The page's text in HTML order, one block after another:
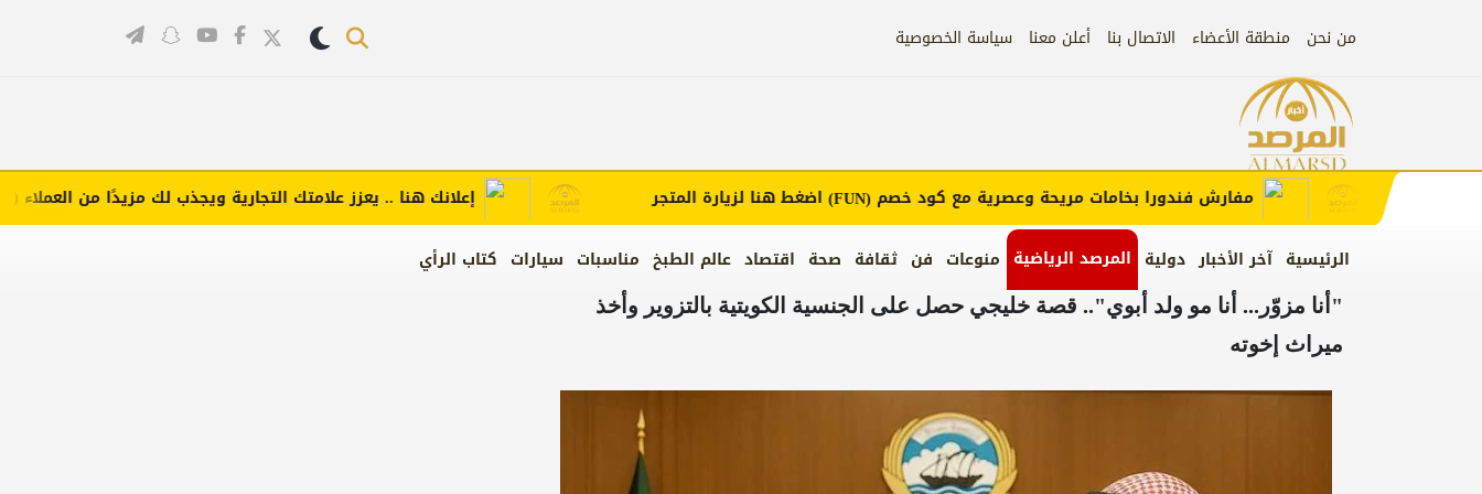
من نحن منطقة الأعضاء الاتصال بنا أعلن معنا سياسة الخصوصية
الرئيسية آخر الأخبار دولية المرصد الرياضية منوعات فن ثقافة صحة اقتصاد عالم الطبخ مناسبات سيارات كتاب الرأي
إعلانك هنا .. يعزز علامتك التجارية ويجذب لك مزيدًا من العملاء (اضغط مفارش فندورا بخامات مريحة وعصرية مع كود خصم (FUN)اضغط هنا لزيارة المتجر
"أنا مزوّر... أنا مو ولد أبوي".. قصة خليجي حصل على الجنسية الكويتية بالتزوير وأخذ
ميراث إخوته